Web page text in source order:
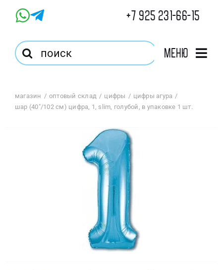
+7 925 231-66-15
Результат
поиска:
Меню
Магазин
Оптовый Магазин
магазин оптовый склад цифры
цифры агура
шар (40″/102 см) цифра, 1, slim, голубой, в упаковке 1 шт.